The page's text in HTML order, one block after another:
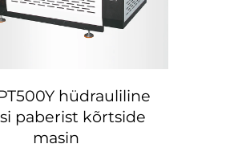
hüdrauliline
paberist kõrtside
masin